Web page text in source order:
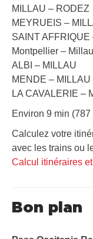
MILLAU – RODEZ
MEYRUEIS –
SAINT
Montpellier – Millau
ALBI – MILLAU
MENDE –
LA CAVALERIE –
Environ 9 min (787
Calculez votre
avec les trains ou
Calcul itinéraires
Bon plan